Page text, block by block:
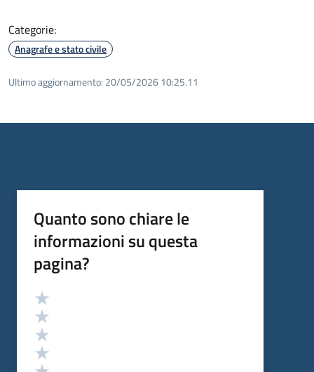
Categorie:
Anagrafe e stato civile
Ultimo aggiornamento: 20/05/2026 10:25.11
Quanto sono chiare le
informazioni su questa
pagina?
Valutazione